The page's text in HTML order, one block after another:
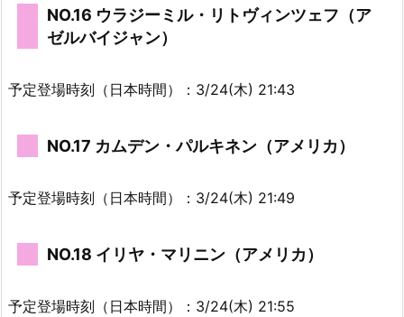
NO.16 ウラジーミル・リトヴィンツェフ（ア
ゼルバイジャン）
予定登場時刻（日本時間）：3/24(木) 21:43
NO.17 カムデン・パルキネン（アメリカ）
予定登場時刻（日本時間）：3/24(木) 21:49
NO.18 イリヤ・マリニン（アメリカ）
予定登場時刻（日本時間）：3/24(木) 21:55